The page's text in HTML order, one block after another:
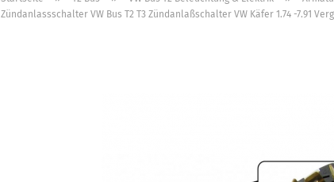
Zündanlassschalter VW Bus T2 T3 Zündanlaßschalter VW Käfer 1.74 -7.91